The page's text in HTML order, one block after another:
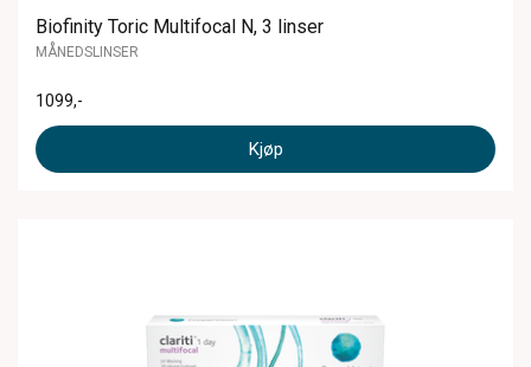
Biofinity Toric Multifocal N, 3 linser
MÅNEDSLINSER
1099,-
Kjøp